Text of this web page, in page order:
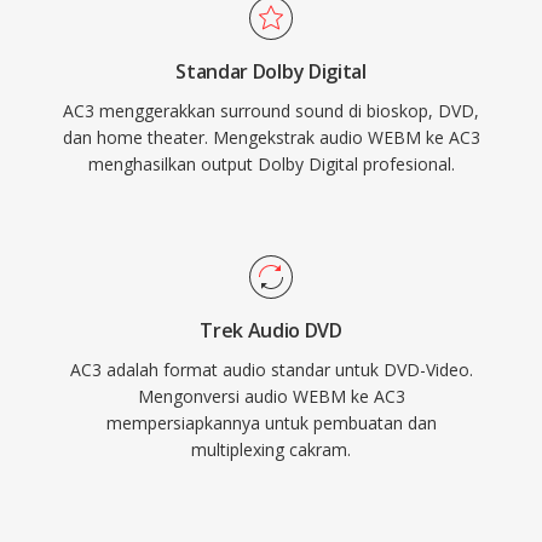
dukungan browser universal menjadikan WebM
sebagai landasan pengiriman multimedia web
Dukungan decoder perangkat keras yang luas
di receiver, TV, dan set-top box berarti audio
AC3 dapat diputar dengan andal di seluruh
basis perangkat elektronik konsumen yang
sangat besar.
Standar Dolby Digital
AC3 menggerakkan surround sound di bioskop, DVD,
dan home theater. Mengekstrak audio WEBM ke AC3
menghasilkan output Dolby Digital profesional.
Trek Audio DVD
AC3 adalah format audio standar untuk DVD-Video.
Mengonversi audio WEBM ke AC3
mempersiapkannya untuk pembuatan dan
multiplexing cakram.